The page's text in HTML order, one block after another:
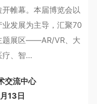
帷幕。本届博览会以
发展为主导，汇聚70
题展区——AR/VR、大
疗、智…
交流中心
13日